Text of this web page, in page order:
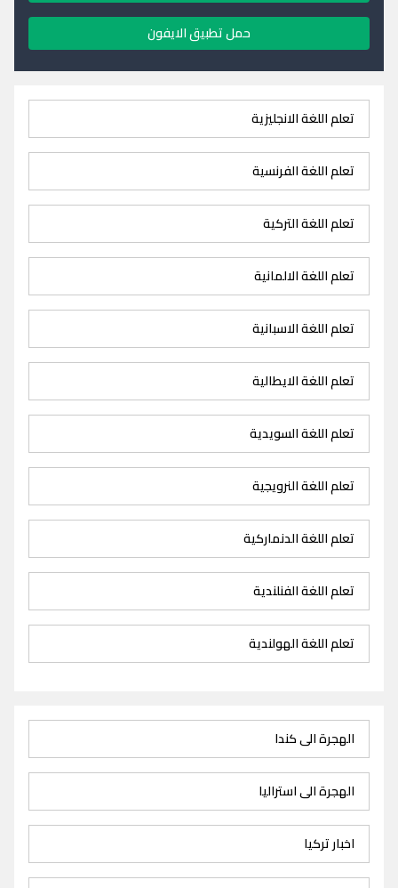
حمل تطبيق الايفون
تعلم اللغة الانجليزية
تعلم اللغة الفرنسية
تعلم اللغة التركية
تعلم اللغة الالمانية
تعلم اللغة الاسبانية
تعلم اللغة الايطالية
تعلم اللغة السويدية
تعلم اللغة النرويجية
تعلم اللغة الدنماركية
تعلم اللغة الفنلندية
تعلم اللغة الهولندية
الهجرة الى كندا
الهجرة الى استراليا
اخبار تركيا